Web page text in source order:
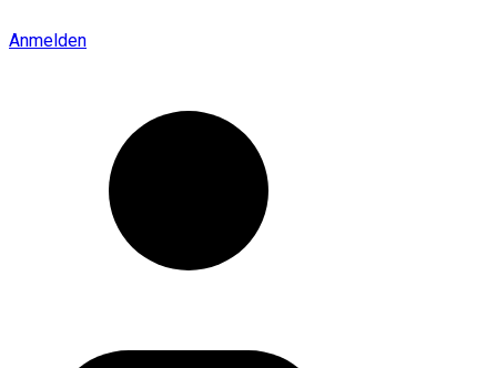
Anmelden